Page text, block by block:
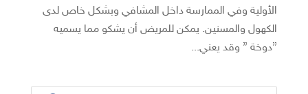
الأولية وفي الممارسة داخل المشافي وبشكل خاص لدى
الكهول والمسنين. يمكن للمريض أن يشكو مما يسميه
”دوخة ” وقد يعني...